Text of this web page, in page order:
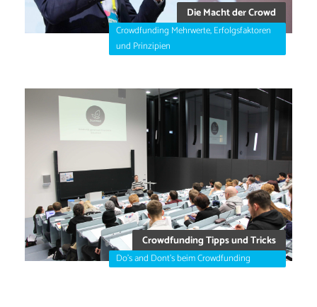
Die Macht der Crowd
Crowdfunding Mehrwerte, Erfolgsfaktoren
und Prinzipien
Crowdfunding Tipps und Tricks
Do's and Dont's beim Crowdfunding